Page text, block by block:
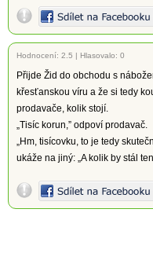
Hodnocení: 2.5 | Hlasovalo: 0
Přijde Žid do obchodu s
křesťanskou víru a že si tedy
prodavače, kolik stojí.
„Tisíc korun,” odpoví prodavač.
„Hm, tisícovku, to je tedy
ukáže na jiný: „A kolik by stál